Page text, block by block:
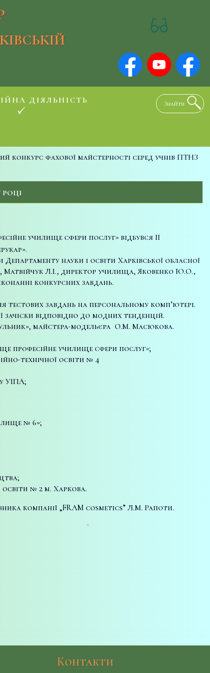
ДІЯЛЬНІСТЬ
конкурс фахової майстерності серед учнів ПТНЗ
РОЦІ
училище сфери послуг» відбувся ІІ
науки і освіти Харківської обласної
Матвійчук Л.І., директор училища, Яковенко Ю.О.,
конкурсних завдань.
тестових завдань на персональному комп’ютері.
зачіски відповідно до модних тенденцій.
майстера-модельєра О.М. Масюкова.
професійне училище сфери послуг»;
технічної освіти № 4
УІПА;
№ 6»;
№ 2 м. Харкова.
компанії „FRAM cosmetics” Л.М. Рапоти.
Контакти